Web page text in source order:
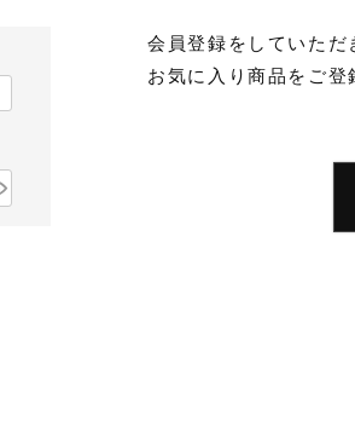
会員登録をしていただ
お気に入り商品をご登